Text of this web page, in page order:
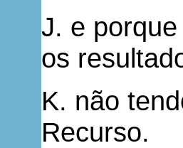
J. e
os
K. não
Recurso.